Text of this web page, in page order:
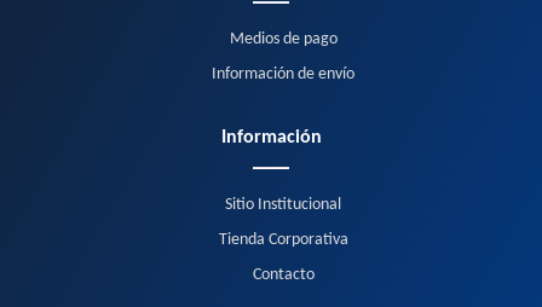
Medios de pago
Información de envío
Información
Sitio Institucional
Tienda Corporativa
Contacto